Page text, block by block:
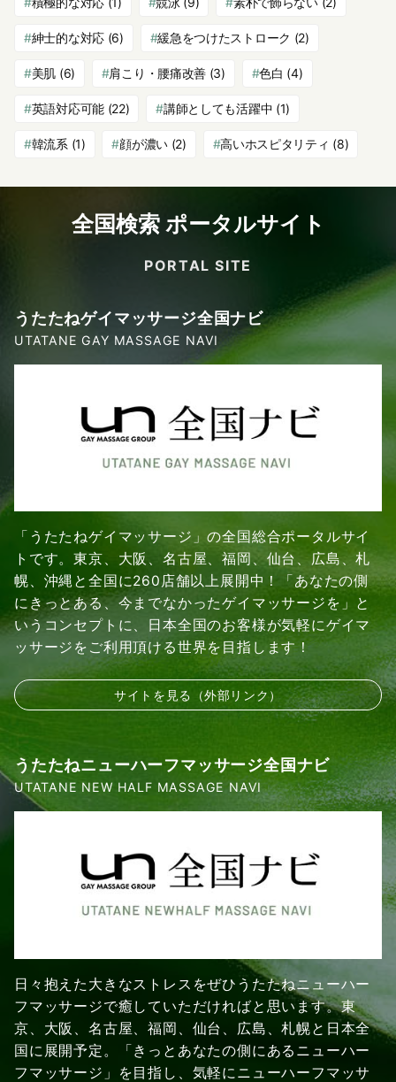
紳士的な対応(6) 緩急をつけたストローク (2)
美肌 (6) 肩こり・腰痛改善 (3) 色白 (4)
英語対応可能(22) 講師としても活躍中 (1)
韓流系 (1) 顔が濃い(2) 高いホスピタリティ (8)
全国検索 ポータルサイト
PORTAL SITE
うたたねゲイマッサージ全国ナビ
UTATANE GAY MASSAGE NAVI
「うたたねゲイマッサージ」の全国総合ポータルサイ
トです。東京、大阪、名古屋、福岡、仙台、広島、札
幌、沖縄と全国に260店舗以上展開中！「あなたの側
にきっとある、今までなかったゲイマッサージを」と
いうコンセプトに、日本全国のお客様が気軽にゲイマ
ッサージをご利用頂ける世界を目指します！
サイトを見る（外部リンク）
うたたねニューハーフマッサージ全国ナビ
UTATANE NEW HALF MASSAGE NAVI
日々抱えた大きなストレスをぜひうたたねニューハー
フマッサージで癒していただければと思います。東
京、大阪、名古屋、福岡、仙台、広島、札幌と日本全
国に展開予定。「きっとあなたの側にあるニューハー
フマッサージ」を目指し、気軽にニューハーフマッサ